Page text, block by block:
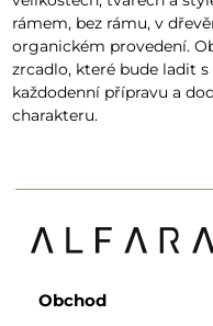
rámem, bez rámu, v
organickém provedení.
zrcadlo, které bude ladit
každodenní přípravu a
charakteru.
Obchod